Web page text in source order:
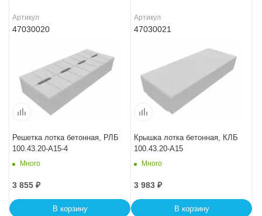
Артикул
47030020
Решетка лотка бетонная, РЛБ
100.43.20-A15-4
Много
3 855 ₽
В корзину
Артикул
47030021
Крышка лотка бетонная, КЛБ
100.43.20-A15
Много
3 983 ₽
В корзину